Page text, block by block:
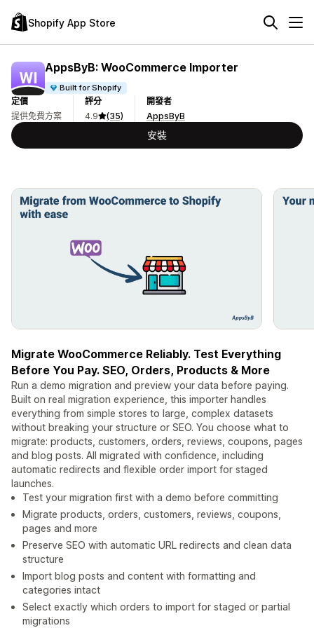
Shopify App Store
AppsByB: WooCommerce Importer
Built for Shopify
定價
提供免費方案
評分
4.9
(35)
開發者
AppsByB
安裝
Migrate WooCommerce Reliably. Test Everything
Before You Pay. SEO, Orders, Products & More
Run a demo migration and preview your data before paying.
Built on real migration experience, this importer handles
everything from simple stores to large, complex datasets
without breaking your structure or SEO. You choose what to
migrate: products, customers, orders, reviews, coupons, pages
and blog posts. All migrated with confidence, including
automatic redirects and flexible order import for staged
launches.
Test your migration first with a demo before committing
Migrate products, orders, customers, reviews, coupons,
pages and more
Preserve SEO with automatic URL redirects and clean data
structure
Import blog posts and content with formatting and
categories intact
Select exactly which orders to import for staged or partial
migrations